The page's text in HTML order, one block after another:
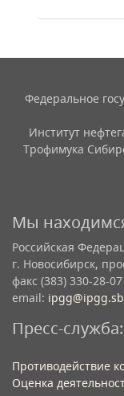
Федеральное
Институт
Трофимука
Мы
Российская
г. Новосибирск,
факс (383) 330-28-07
email:
Пресс-служба:
Противодействие
Оценка